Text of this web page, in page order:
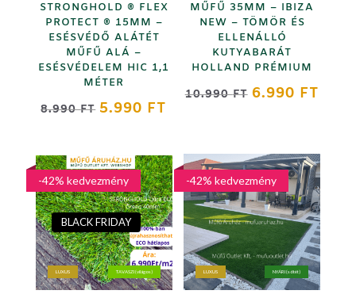
STRONGHOLD ® FLEX
PROTECT ® 15MM –
ESÉSVÉDŐ ALÁTÉT
MŰFŰ ALÁ –
ESÉSVÉDELEM HIC 1,1
MÉTER
8.990FT ORIGINAL
8.990 FT.
5.990 FT
5.990 FT.
MŰFŰ 35MM – IBIZA
NEW – TÖMÖR ÉS
ELLENÁLLÓ
KUTYABARÁT
HOLLAND PRÉMIUM
10.990FT ORIGINAL
6.990 FT
BLACK FRIDAY
LUXUS TAVASZI (világos)
-42% kedvezmény
LUXUS NYÁRI (sötét)
-42% kedvezmény